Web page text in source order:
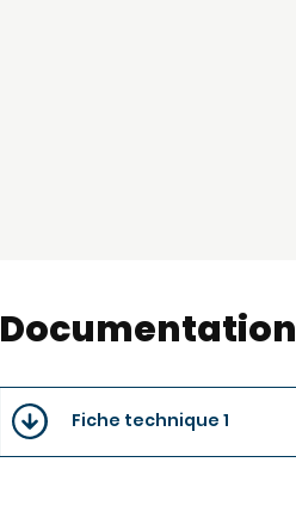
Documentation
Fiche technique 1